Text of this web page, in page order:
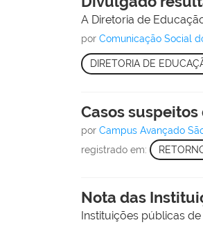
A Diretoria de
porComunicação Social
DIRETORIA DE
Casos suspeitos
porCampus Avançado
registrado em:
Nota das
Instituições públicas